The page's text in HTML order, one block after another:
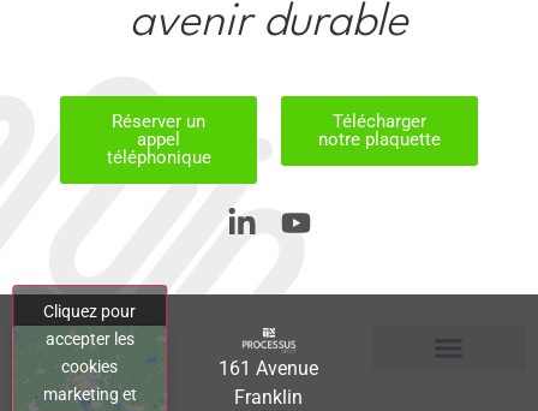
avenir durable
Réserver un
appel
téléphonique
Télécharger
notre plaquette
Cliquez pour
accepter les
cookies
marketing et
161 Avenue
Franklin